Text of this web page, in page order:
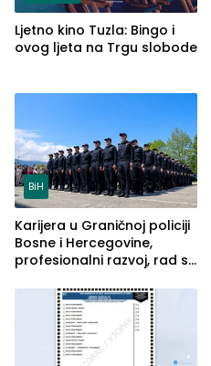
Ljetno kino Tuzla: Bingo i
ovog ljeta na Trgu slobode
BiH
Karijera u Graničnoj policiji
Bosne i Hercegovine,
profesionalni razvoj, rad sa
služba građanima